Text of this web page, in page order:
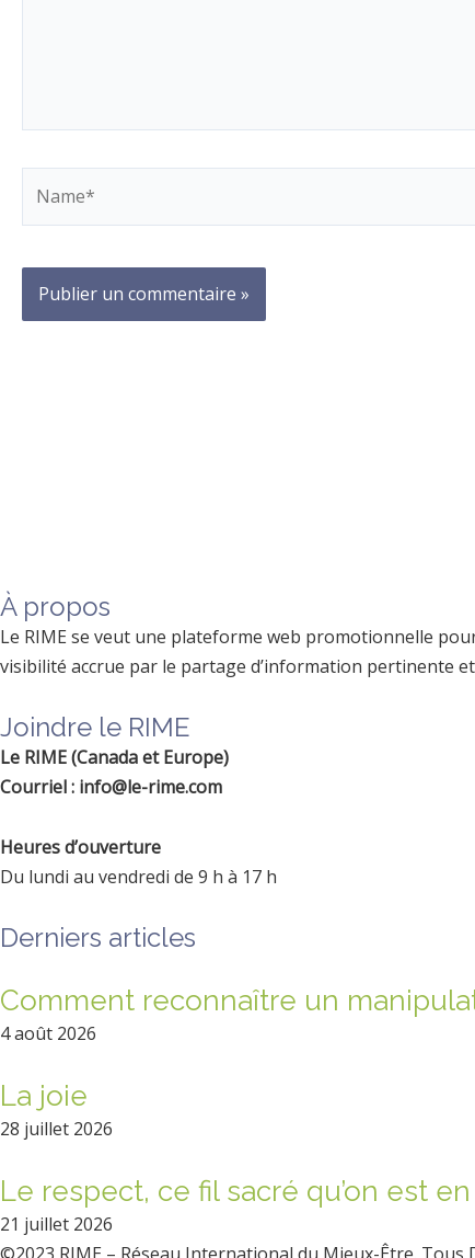
À propos
Le RIME se veut une plateforme web promotionnelle
visibilité accrue par le partage d’information pertinente
Joindre le RIME
Le RIME (Canada et Europe)
Courriel : info@le-rime.com
Heures d’ouverture
Du lundi au vendredi de 9 h à 17 h
Derniers articles
Comment reconnaître un
4 août 2026
La joie
28 juillet 2026
Le respect, ce fil sacré qu’on est
21 juillet 2026